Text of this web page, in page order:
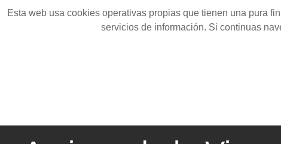
Esta web usa cookies operativas propias que tienen una pura
servicios de información. Si continuas